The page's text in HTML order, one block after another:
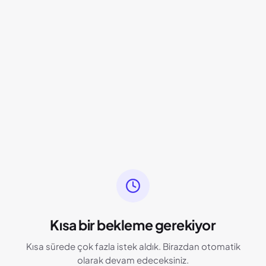
Kısa bir bekleme gerekiyor
Kısa sürede çok fazla istek aldık. Birazdan otomatik
olarak devam edeceksiniz.